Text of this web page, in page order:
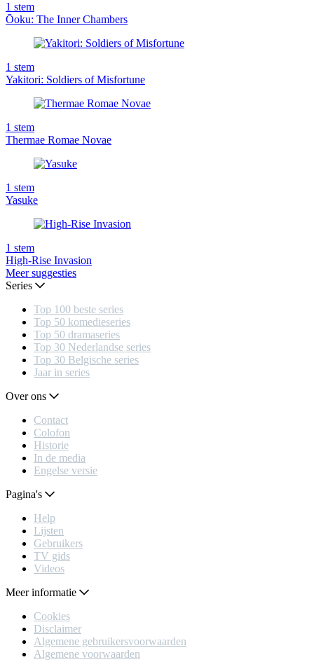
1 stem
Ōoku: The Inner Chambers
1 stem
Yakitori: Soldiers of Misfortune
1 stem
Thermae Romae Novae
1 stem
Yasuke
1 stem
High-Rise Invasion
Meer suggesties
Series
Top 100 beste series
Top 50 komedieseries
Top 50 dramaseries
Top 30 Nederlandse series
Top 30 Belgische series
Jaar in series
Over ons
Contact
Colofon
Historie
In de media
Engelse versie
Pagina's
Help
Lijsten
Gebruikers
TV gids
Videos
Meer informatie
Cookies
Disclaimer
Algemene gebruikersvoorwaarden
Algemene voorwaarden